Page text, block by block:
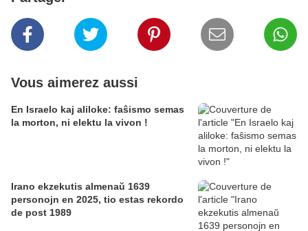
Vous aimerez aussi
En Israelo kaj aliloke: faŝismo semas
la morton, ni elektu la vivon !
Irano ekzekutis almenaŭ 1639
personojn en 2025, tio estas rekordo
de post 1989